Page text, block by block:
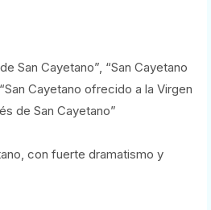
San Cayetano”, “San Cayetano
Cayetano ofrecido a la Virgen
de San Cayetano”
con fuerte dramatismo y